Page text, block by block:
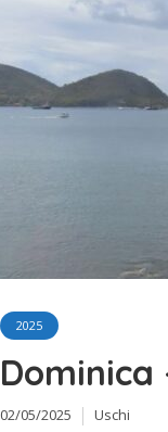
2025
02/05/2025 Uschi